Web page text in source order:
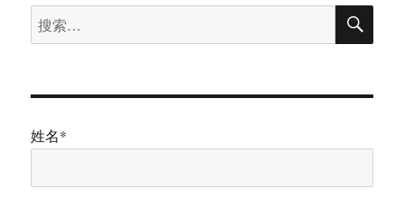
搜
索：
搜
姓名*